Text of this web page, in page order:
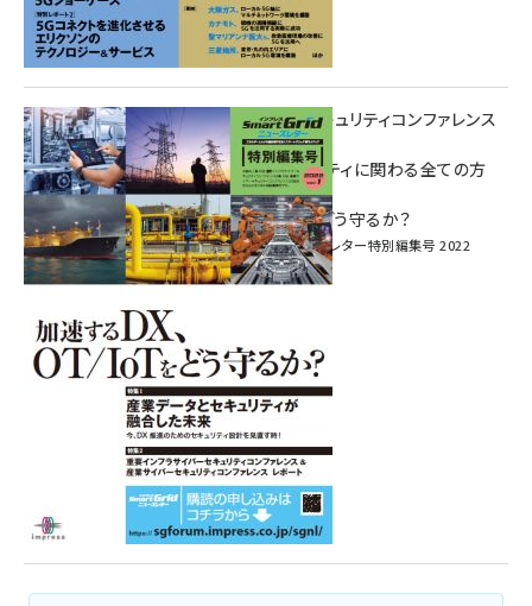
重要インフラサイバーセキュリティコンファレンス
特別電子版！
― 産業サイバーセキュリティに関わる全ての方
へ！ ―
加速するDX、OT/IoTをどう守るか？
インプレス SmartGridニューズレター特別編集号 2022
Vol.1